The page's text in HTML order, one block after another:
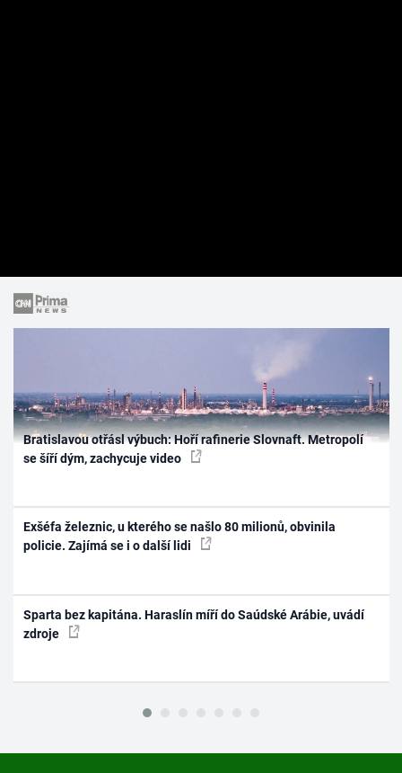
Bratislavou otřásl výbuch: Hoří rafinerie Slovnaft. Metropolí
se šíří dým, zachycuje video
Exšéfa železnic, u kterého se našlo 80 milionů, obvinila
policie. Zajímá se i o další lidi
Sparta bez kapitána. Haraslín míří do Saúdské Arábie, uvádí
zdroje